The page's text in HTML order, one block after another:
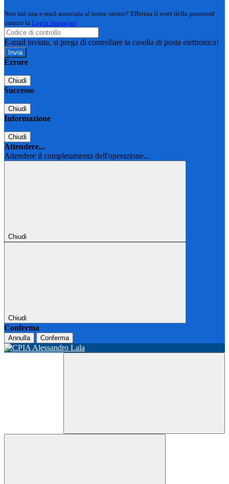
Non hai una e-mail associata al nome utente? Effettua il reset della password
tramite la Login Spaggiari
E-mail inviata, si prega di controllare la casella di posta elettronica!
Errore
Chiudi
Successo
Chiudi
Informazione
Chiudi
Attendere...
Attendere il completamento dell'operazione...
Chiudi
Chiudi
Conferma
Annulla Conferma